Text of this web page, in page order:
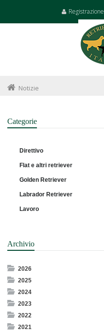
Registrazione
Notizie
Categorie
Direttivo
Flat e altri retriever
Golden Retriever
Labrador Retriever
Lavoro
Archivio
2026
2025
2024
2023
2022
2021